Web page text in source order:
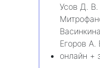
Усов Д. В.
Егоров А.
онлайн +